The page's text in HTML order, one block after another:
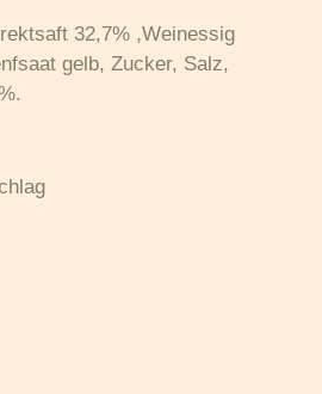
32,7% ,Weinessig
gelb, Zucker, Salz,